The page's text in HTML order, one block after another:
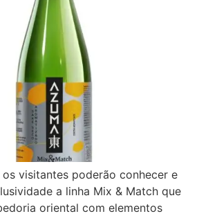
visitantes poderão conhecer e
a linha Mix & Match que
oriental com elementos